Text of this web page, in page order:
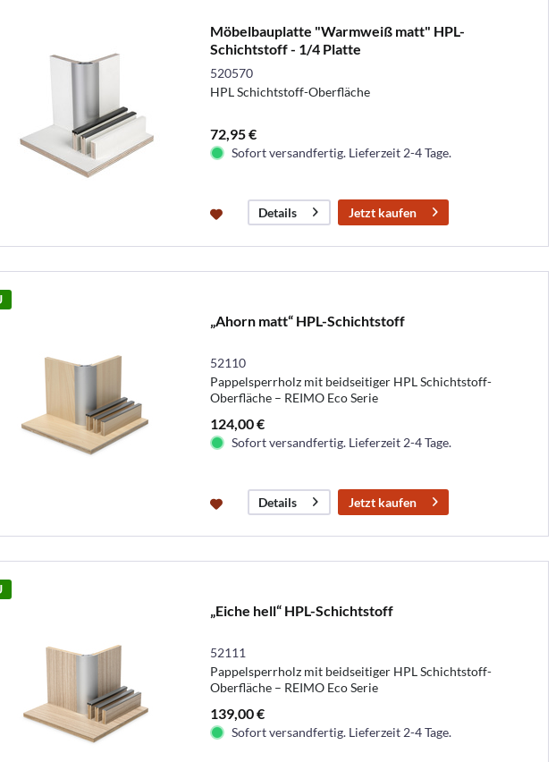
Möbelbauplatte "Warmweiß matt" HPL-
Schichtstoff - 1/4 Platte
520570
HPL Schichtstoff-Oberfläche
72,95 €
Sofort versandfertig. Lieferzeit 2-4 Tage.
Details Jetzt kaufen
„Ahorn matt“ HPL-Schichtstoff
52110
Pappelsperrholz mit beidseitiger HPL Schichtstoff-
Oberfläche – REIMO Eco Serie
124,00 €
Sofort versandfertig. Lieferzeit 2-4 Tage.
Details Jetzt kaufen
„Eiche hell“ HPL-Schichtstoff
52111
Pappelsperrholz mit beidseitiger HPL Schichtstoff-
Oberfläche – REIMO Eco Serie
139,00 €
Sofort versandfertig. Lieferzeit 2-4 Tage.